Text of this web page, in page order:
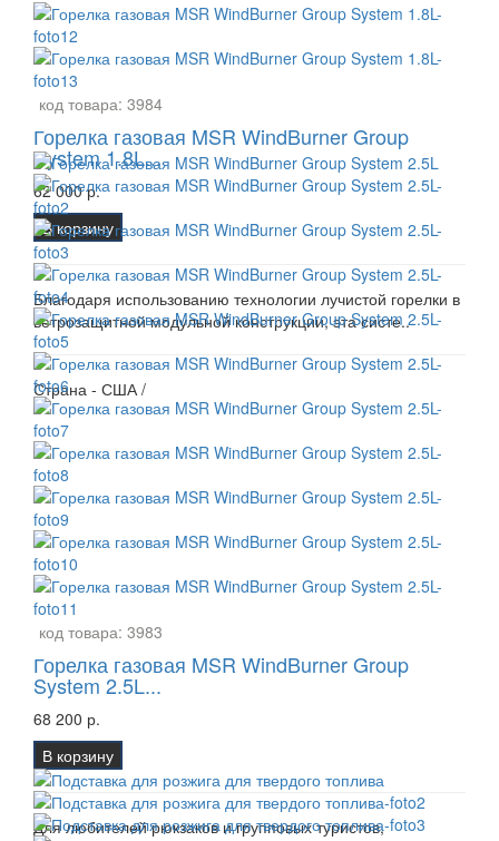
код товара: 3984
Горелка газовая MSR WindBurner Group
System 1.8L...
62 000 р.
В корзину
Благодаря использованию технологии лучистой горелки в
ветрозащитной модульной конструкции, эта систе..
Страна - США /
код товара: 3983
Горелка газовая MSR WindBurner Group
System 2.5L...
68 200 р.
В корзину
Для любителей рюкзаков и групповых туристов,